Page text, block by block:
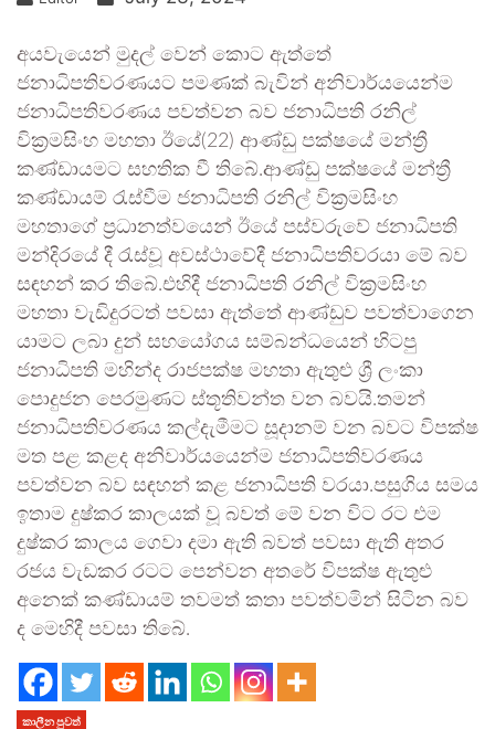
අයවැයෙන් මුදල් වෙන් කොට ඇත්තේ
ජනාධිපතිවරණයට පමණක් බැවින් අනිවාර්යයෙන්ම
ජනාධිපතිවරණය පවත්වන බව ජනාධිපති රනිල්
වික්‍රමසිංහ මහතා ඊයේ(22) ආණ්ඩු පක්ෂයේ මන්ත්‍රී
කණ්ඩායමට සහතික වී තිබේ.ආණ්ඩු පක්ෂයේ මන්ත්‍රී
කණ්ඩායම් රැස්වීම ජනාධිපති රනිල් වික්‍රමසිංහ
මහතාගේ ප්‍රධානත්වයෙන් ඊයේ පස්වරුවේ ජනාධිපති
මන්දිරයේ දී රැස්වූ අවස්ථාවේදී ජනාධිපතිවරයා මේ බව
සඳහන් කර තිබේ.එහිදී ජනාධිපති රනිල් වික්‍රමසිංහ
මහතා වැඩිදුරටත් පවසා ඇත්තේ ආණ්ඩුව පවත්වාගෙන
යාමට ලබා දුන් සහයෝගය සම්බන්ධයෙන් හිටපු
ජනාධිපති මහින්ද රාජපක්ෂ මහතා ඇතුළු ශ්‍රී ලංකා
පොදුජන පෙරමුණට ස්තූතිවන්ත වන බවයි.තමන්
ජනාධිපතිවරණය කල්දැමීමට සූදානම් වන බවට විපක්ෂ
මත පළ කළද අනිවාර්යයෙන්ම ජනාධිපතිවරණය
පවත්වන බව සඳහන් කළ ජනාධිපති වරයා.පසුගිය සමය
ඉතාම දුෂ්කර කාලයක් වූ බවත් මේ වන විට රට එම
දුෂ්කර කාලය ගෙවා දමා ඇති බවත් පවසා ඇති අතර
රජය වැඩකර රටට පෙන්වන අතරේ විපක්ෂ ඇතුළු
අනෙක් කණ්ඩායම් තවමත් කතා පවත්වමින් සිටින බව
ද මෙහිදී පවසා තිබේ.
කාලීන පුවත්